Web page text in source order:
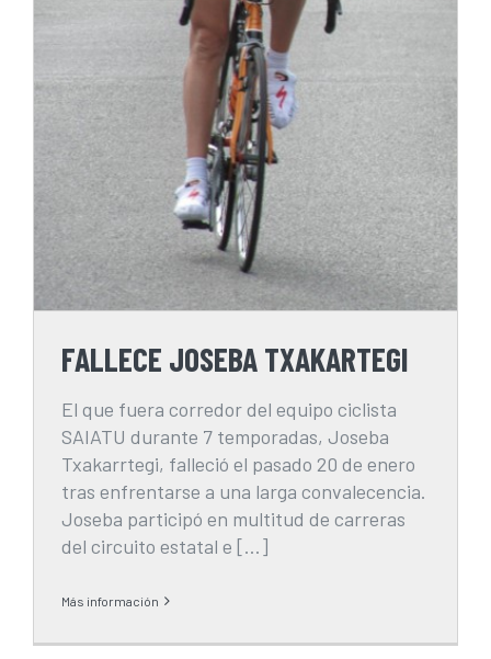
FALLECE JOSEBA TXAKARTEGI
FALLECE JOSEBA TXAKARTEGI
El que fuera corredor del equipo ciclista
SAIATU durante 7 temporadas, Joseba
Txakarrtegi, falleció el pasado 20 de enero
tras enfrentarse a una larga convalecencia.
Joseba participó en multitud de carreras
del circuito estatal e […]
Más información